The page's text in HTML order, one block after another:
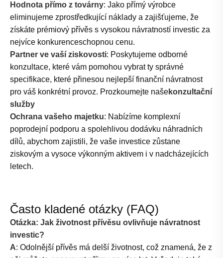
Hodnota přímo z továrny: Jako přímý výrobce
eliminujeme zprostředkující náklady a zajišťujeme, že
získáte prémiový přívěs s vysokou návratností investic za
nejvíce konkurenceschopnou cenu.
Partner ve vaší ziskovosti: Poskytujeme odborné
konzultace, které vám pomohou vybrat ty správné
specifikace, které přinesou nejlepší finanční návratnost
pro váš konkrétní provoz. Prozkoumejte našekonzultační
služby
Ochrana vašeho majetku: Nabízíme komplexní
poprodejní podporu a spolehlivou dodávku náhradních
dílů, abychom zajistili, že vaše investice zůstane
ziskovým a vysoce výkonným aktivem i v nadcházejících
letech.
Často kladené otázky (FAQ)
Otázka: Jak životnost přívěsu ovlivňuje návratnost
investic?
A: Odolnější přívěs má delší životnost, což znamená, že z